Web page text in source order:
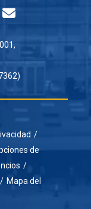
/
de
/
/ Mapa del